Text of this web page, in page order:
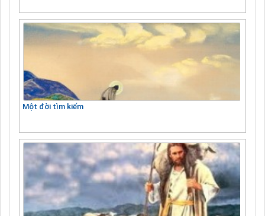
Một đời tìm kiếm